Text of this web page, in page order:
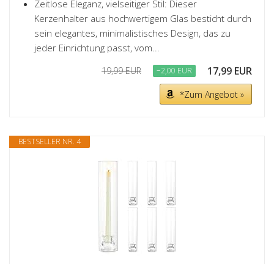
Zeitlose Eleganz, vielseitiger Stil: Dieser
Kerzenhalter aus hochwertigem Glas besticht durch
sein elegantes, minimalistisches Design, das zu
jeder Einrichtung passt, vom...
19,99 EUR −2,00 EUR 17,99 EUR
*Zum Angebot »
BESTSELLER NR. 4